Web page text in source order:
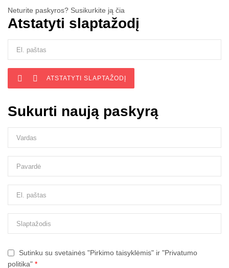
Neturite paskyros? Susikurkite ją čia
Atstatyti slaptažodį
  ATSTATYTI SLAPTAŽODĮ
Sukurti naują paskyrą
Sutinku su svetainės "Pirkimo taisyklėmis" ir "Privatumo
politika" *